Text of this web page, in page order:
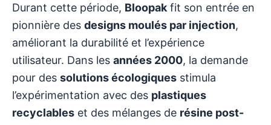
Durant cette période, Bloopak fit son entrée en
pionnière des designs moulés par injection,
améliorant la durabilité et l’expérience
utilisateur. Dans les années 2000, la demande
pour des solutions écologiques stimula
l’expérimentation avec des plastiques
recyclables et des mélanges de résine post-